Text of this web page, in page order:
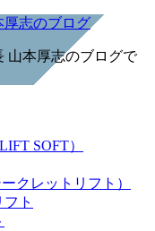
志のブログ
山本厚志のブログで
SOFT）
クレットリフト）
ト